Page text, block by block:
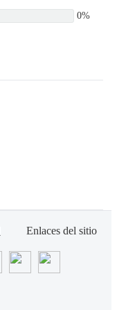
0%
Enlaces del sitio